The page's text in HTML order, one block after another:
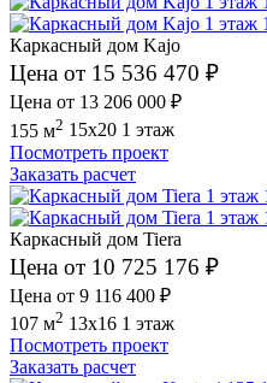
Каркасный дом Kajo
Цена от 15 536 470 ₽
Цена от 13 206 000 ₽
155 м2 15x20 1 этаж
Посмотреть проект
Заказать расчет
Каркасный дом Tiera
Цена от 10 725 176 ₽
Цена от 9 116 400 ₽
107 м2 13x16 1 этаж
Посмотреть проект
Заказать расчет